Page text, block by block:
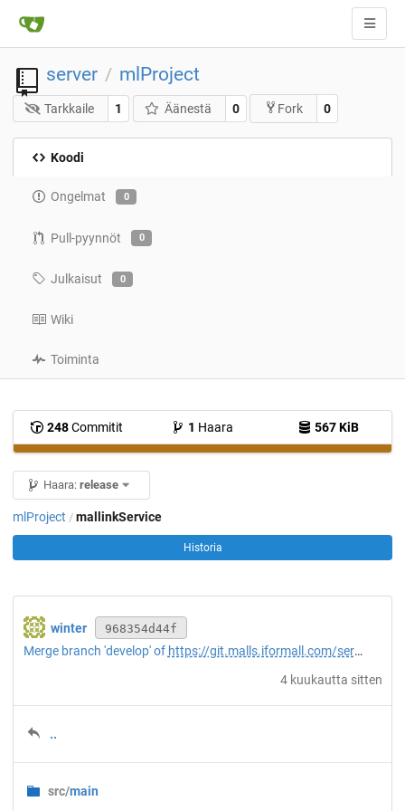
server / mlProject
Tarkkaile 1 Äänestä 0 Fork 0
Koodi
Ongelmat 0
Pull-pyynnöt 0
Julkaisut 0
Wiki
Toiminta
248Commitit 1 Haara 567 KiB
Haara: release
mlProject / mallinkService
Historia
winter 968354d44f
Merge branch 'develop' of https://git.malls.iformall.com/server/mlProject
4 kuukautta sitten
..
src/main